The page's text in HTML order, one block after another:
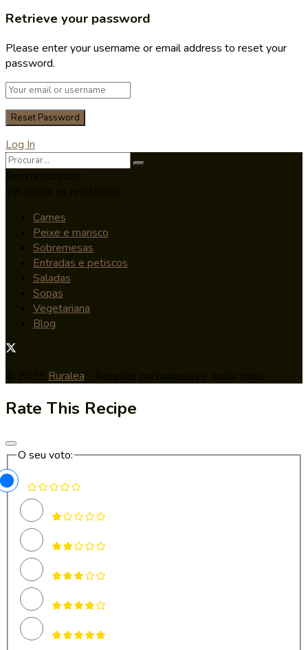
Retrieve your password
Please enter your username or email address to reset your
password.
Log In
Carnes
Peixe e marisco
Sobremesas
Entradas e petiscos
Saladas
Sopas
Vegetariana
Blog
Ruralea
Rate This Recipe
O seu voto: